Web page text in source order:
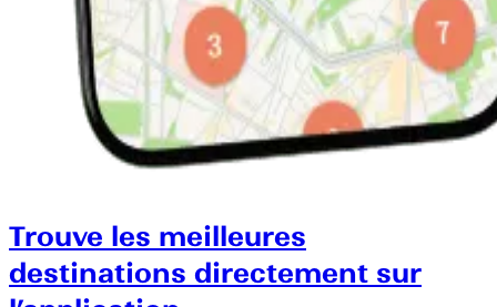
Trouve les meilleures
destinations directement sur